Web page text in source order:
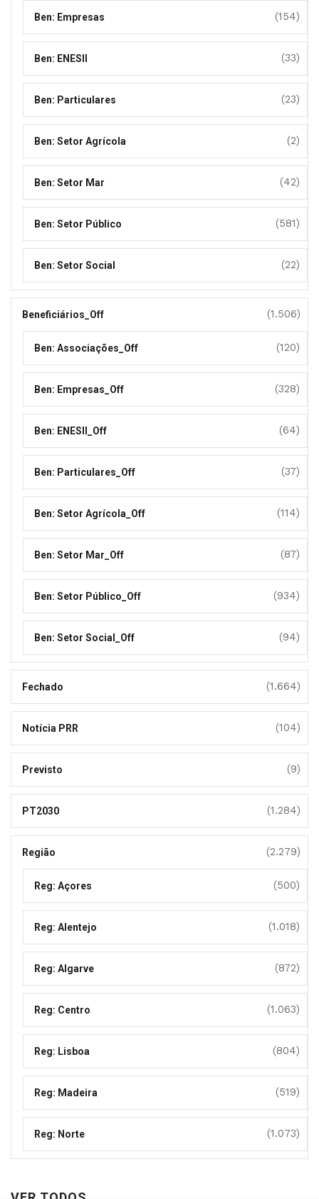
Ben: Empresas (154)
Ben: ENESII (33)
Ben: Particulares (23)
Ben: Setor Agrícola (2)
Ben: Setor Mar (42)
Ben: Setor Público (581)
Ben: Setor Social (22)
Beneficiários_Off (1.506)
Ben: Associações_Off (120)
Ben: Empresas_Off (328)
Ben: ENESII_Off (64)
Ben: Particulares_Off (37)
Ben: Setor Agrícola_Off (114)
Ben: Setor Mar_Off (87)
Ben: Setor Público_Off (934)
Ben: Setor Social_Off (94)
Fechado (1.664)
Notícia PRR (104)
Previsto (9)
PT2030 (1.284)
Região (2.279)
Reg: Açores (500)
Reg: Alentejo (1.018)
Reg: Algarve (872)
Reg: Centro (1.063)
Reg: Lisboa (804)
Reg: Madeira (519)
Reg: Norte (1.073)